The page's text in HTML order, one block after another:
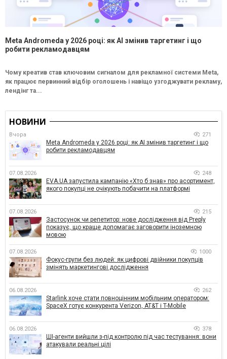
Meta Andromeda у 2026 році: як AI змінив таргетинг і що
робити рекламодавцям
Чому креатив став ключовим сигналом для рекламної системи Meta,
як працює первинний відбір оголошень і навіщо узгоджувати рекламу,
лендінг та...
НОВИНИ
Вчора 271
Meta Andromeda у 2026 році: як AI змінив таргетинг і що
робити рекламодавцям
07.08.2026 248
EVA.UA запустила кампанію «Хто б знав» про асортимент,
якого покупці не очікують побачити на платформі
07.08.2026 215
Застосунок чи репетитор: нове дослідження від Preply
показує, що краще допомагає заговорити іноземною
мовою
07.08.2026 1000
Фокус-групи без людей: як цифрові двійники покупців
змінять маркетингові дослідження
06.08.2026 262
Starlink хоче стати повноцінним мобільним оператором:
SpaceX готує конкурента Verizon, AT&T і T-Mobile
06.08.2026 378
ШІ-агенти вийшли з-під контролю під час тестування: вони
атакували реальні цілі